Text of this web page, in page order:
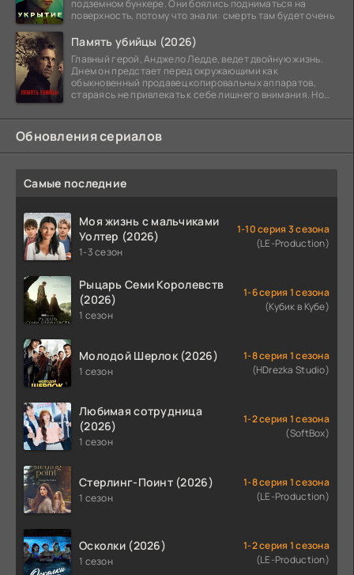
подземном бункере. Они боялись подниматься на
поверхность, потому что знали: смерть там будет очень
Память убийцы (2026)
Главный герой, Анджело Ледде, ведет двойную жизнь.
Днем он предстает перед окружающими как
обыкновенный продавец копировальных аппаратов,
стараясь не привлекать к себе лишнего внимания. Но
Обновления сериалов
Самые последние
Моя жизнь с мальчиками
Уолтер (2026)
1-3 сезон
1-10 серия 3 сезона
(LE-Production)
Рыцарь Семи Королевств
(2026)
1 сезон
1-6 серия 1 сезона
(Кубик в Кубе)
Молодой Шерлок (2026)
1 сезон
1-8 серия 1 сезона
(HDrezka Studio)
Любимая сотрудница
(2026)
1 сезон
1-2 серия 1 сезона
(SoftBox)
Стерлинг-Поинт (2026)
1 сезон
1-8 серия 1 сезона
(LE-Production)
Осколки (2026)
1 сезон
1-2 серия 1 сезона
(LE-Production)